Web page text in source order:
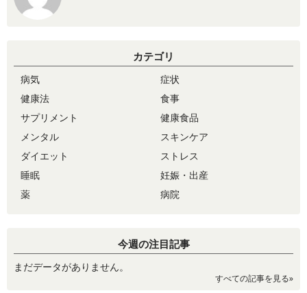
カテゴリ
病気
症状
健康法
食事
サプリメント
健康食品
メンタル
スキンケア
ダイエット
ストレス
睡眠
妊娠・出産
薬
病院
今週の注目記事
まだデータがありません。
すべての記事を見る»